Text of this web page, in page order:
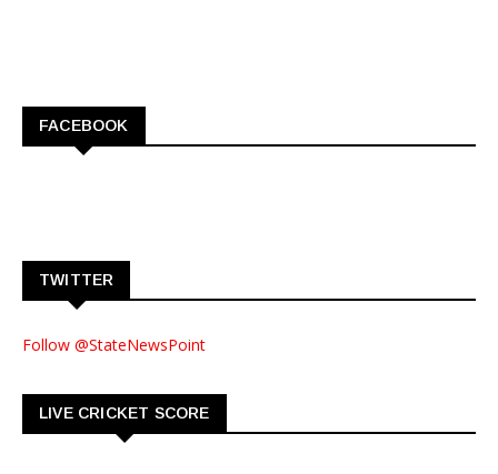
FACEBOOK
TWITTER
Follow @StateNewsPoint
LIVE CRICKET SCORE